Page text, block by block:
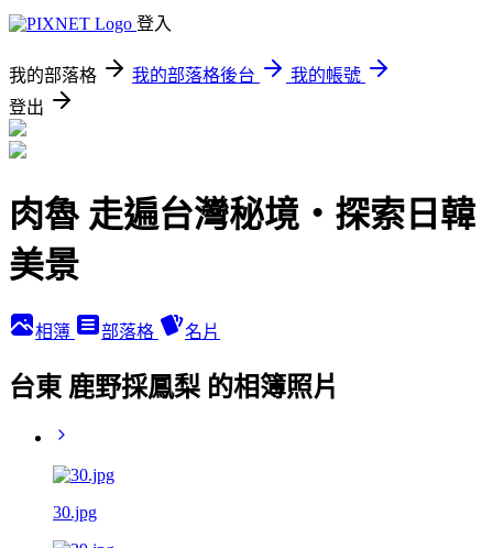
登入
我的部落格 我的部落格後台
我的帳號
登出
肉魯 走遍台灣秘境・探索日韓
美景
相簿 部落格 名片
台東 鹿野採鳳梨 的相簿照片
30.jpg